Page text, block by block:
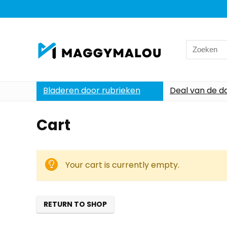
Search
for:
Bladeren door rubrieken Deal van de
Cart
Your cart is currently empty.
RETURN TO SHOP